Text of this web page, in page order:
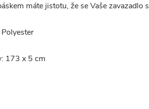
máte jistotu, že se Vaše zavazadlo
173 x 5 cm